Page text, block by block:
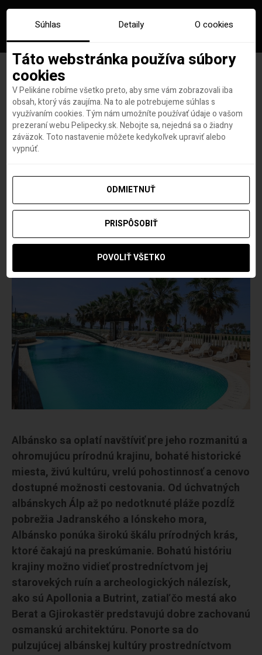
PONUKA DŇA: 4* all inclusive
Albánsko s letenkami,
hotelom a súkromnu plážou
Roland Regely 26. JÚLA 2024
Albánsko sa oplatí navštíviť pre jeho rozmanitú a
ohromujúcu prírodnú krajinu, bohaté historické
miesta, živú kultúru, vrelú pohostinnosť a cenovo
dostupné možnosti cestovania. Od úchvatných
albánskych Álp až po nedotknuté pláže pozdĺž
pobrežia Jadranského a Iónskeho mora,
Albánsko ponúka širokú škálu prírodných krás,
ktoré čakajú na preskúmanie. Bohatú históriu
krajiny možno vidieť prostredníctvom jej
starovekých ruín a archeologických nálezísk,
ako sú Apollonia a Butrint, zatiaľ čo mestá ako
Berat a Gjirokastër predstavujú dobre zachovanú
osmanskú architektúru. Ponorte sa do
pulzujúcej albánskej kultúry prostredníctvom
Súhlas Detaily O cookies
Táto webstránka používa súbory
cookies
V Pelikáne robíme všetko preto, aby sme vám zobrazovali iba
obsah, ktorý vás zaujíma. Na to ale potrebujeme súhlas s
využívaním cookies. Tým nám umožníte používať údaje o vašom
prezeraní webu Pelipecky.sk. Nebojte sa, nejedná sa o žiadny
záväzok. Toto nastavenie môžete kedykoľvek upraviť alebo
vypnúť.
ODMIETNUŤ
PRISPÔSOBIŤ
POVOLIŤ VŠETKO